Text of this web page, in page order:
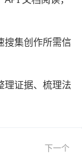
搜集创作所需信
理证据、梳理法
下一个